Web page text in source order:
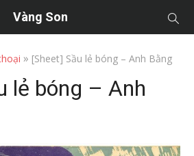
Vàng Son
» [Sheet] Sầu lẻ bóng – Anh Bằng
lẻ bóng – Anh